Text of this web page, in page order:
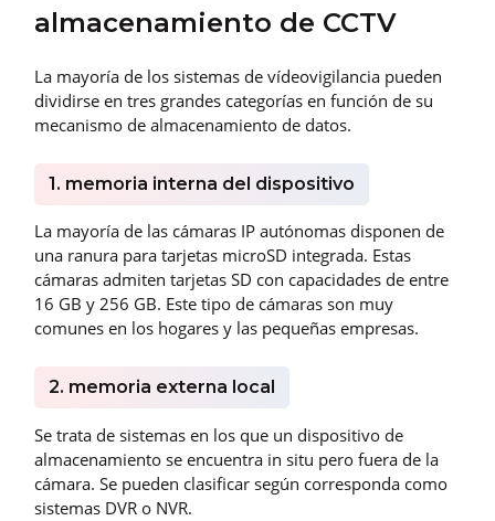
almacenamiento de CCTV
La mayoría de los sistemas de vídeovigilancia pueden
dividirse en tres grandes categorías en función de su
mecanismo de almacenamiento de datos.
1. memoria interna del dispositivo
La mayoría de las cámaras IP autónomas disponen de
una ranura para tarjetas microSD integrada. Estas
cámaras admiten tarjetas SD con capacidades de entre
16 GB y 256 GB. Este tipo de cámaras son muy
comunes en los hogares y las pequeñas empresas.
2. memoria externa local
Se trata de sistemas en los que un dispositivo de
almacenamiento se encuentra in situ pero fuera de la
cámara. Se pueden clasificar según corresponda como
sistemas DVR o NVR.